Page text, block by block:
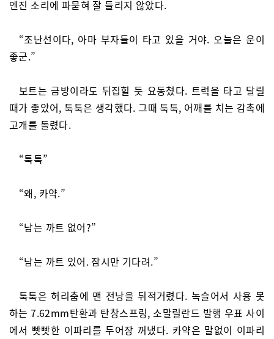
엔진 소리에 파묻혀 잘 들리지 않았다.
“조난선이다, 아마 부자들이 타고 있을 거야. 오늘은 운이
좋군.”
보트는 금방이라도 뒤집힐 듯 요동쳤다. 트럭을 타고 달릴
때가 좋았어, 툭툭은 생각했다. 그때 툭툭, 어깨를 치는 감촉에
고개를 돌렸다.
“툭툭”
“왜, 카약.”
“남는 까트 없어?”
“남는 까트 있어. 잠시만 기다려.”
툭툭은 허리춤에 맨 전낭을 뒤적거렸다. 녹슬어서 사용 못
하는 7.62mm탄환과 탄창스프링, 소말릴란드 발행 우표 사이
에서 빳빳한 이파리를 두어장 꺼냈다. 카약은 말없이 이파리